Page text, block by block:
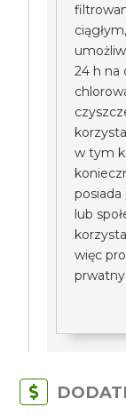
24 h na
w tym
lub
więc